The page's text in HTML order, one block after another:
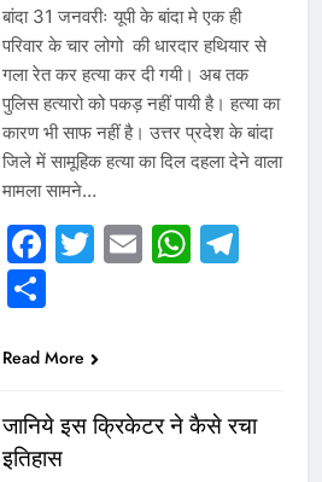
बांदा 31 जनवरीः यूपी के बांदा मे एक ही
परिवार के चार लोगो की धारदार हथियार से
गला रेत कर हत्या कर दी गयी। अब तक
पुलिस हत्यारो को पकड़ नहीं पायी है। हत्या का
कारण भी साफ नहीं है। उत्तर प्रदेश के बांदा
जिले में सामूहिक हत्या का दिल दहला देने वाला
मामला सामने…
Facebook
Twitter
Email
Share
Read More
जानिये इस क्रिकेटर ने कैसे रचा
इतिहास